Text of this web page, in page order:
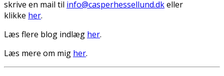
skrive en mail til info@casperhessellund.dkeller
klikke her.
Læs flere blog indlæg her.
Læs mere om mig her.